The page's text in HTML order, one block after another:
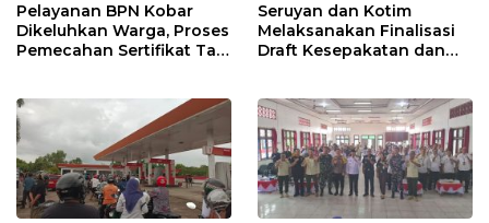
Pelayanan BPN Kobar
Dikeluhkan Warga, Proses
Pemecahan Sertifikat Tak
Seruyan dan Kotim
Melaksanakan Finalisasi
Draft Kesepakatan dan